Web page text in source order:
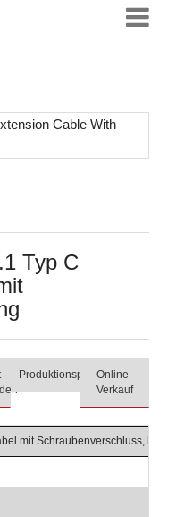
Typ C
ProduktionsprozessOnline-
Verkauf
mit Schraubenverschluss,